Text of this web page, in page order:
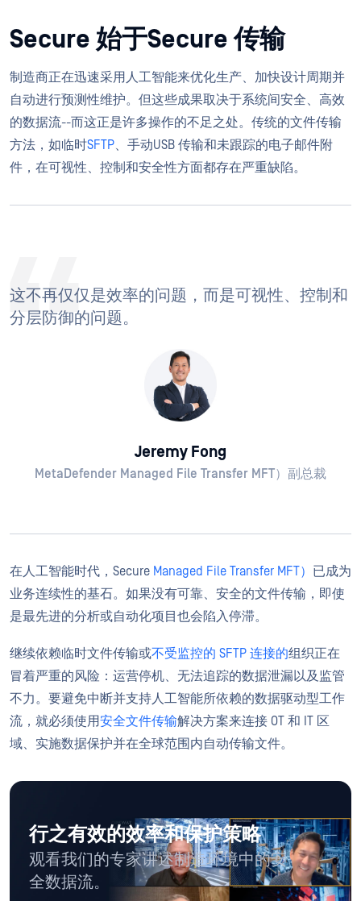
Secure 始于Secure 传输
制造商正在迅速采用人工智能来优化生产、加快设计周期并
自动进行预测性维护。但这些成果取决于系统间安全、高效
的数据流--而这正是许多操作的不足之处。传统的文件传输
方法，如临时SFTP、手动USB 传输和未跟踪的电子邮件附
件，在可视性、控制和安全性方面都存在严重缺陷。
这不再仅仅是效率的问题，而是可视性、控制和
分层防御的问题。
Jeremy Fong
MetaDefender Managed File Transfer MFT）副总裁
在人工智能时代，Secure Managed File Transfer MFT） 已成为
业务连续性的基石。如果没有可靠、安全的文件传输，即使
是最先进的分析或自动化项目也会陷入停滞。
继续依赖临时文件传输或不受监控的 SFTP 连接的组织正在
冒着严重的风险：运营停机、无法追踪的数据泄漏以及监管
不力。要避免中断并支持人工智能所依赖的数据驱动型工作
流，就必须使用安全文件传输解决方案来连接 OT 和 IT 区
域、实施数据保护并在全球范围内自动传输文件。
行之有效的效率和保护策略
观看我们的专家讲述制造环境中的安
全数据流。